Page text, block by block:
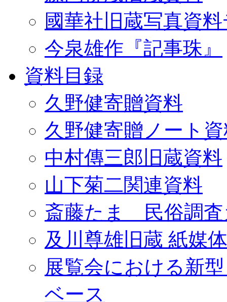
國華社旧蔵写真資
今泉雄作『記事珠』
資料目録
久野健寄贈資料
久野健寄贈ノート
中村傳三郎旧蔵資料
山下菊二関連資料
斎藤たま 民俗調査
及川尊雄旧蔵 紙媒
展覧会における新
ベース